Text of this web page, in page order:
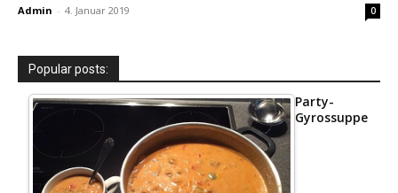
Admin - 4. Januar 2019 0
Popular posts:
Party-
Gyrossuppe